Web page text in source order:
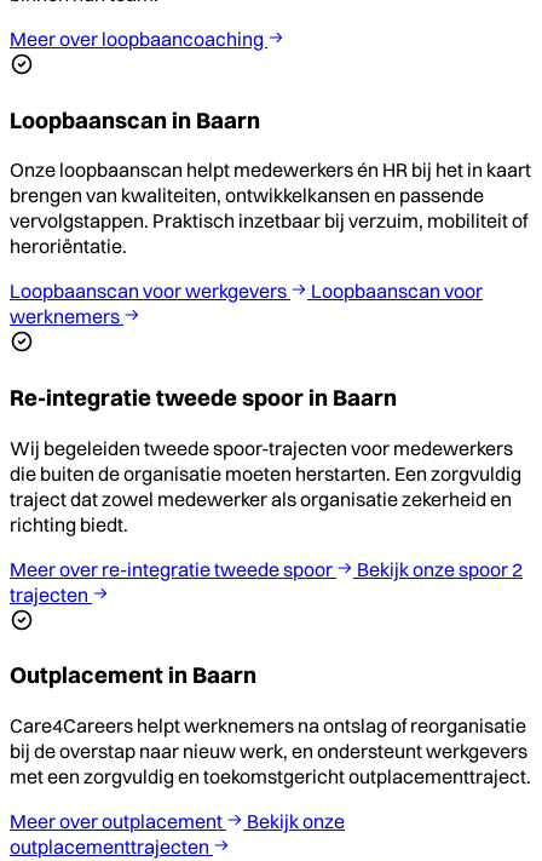
Meer over loopbaancoaching
Loopbaanscan in Baarn
Onze loopbaanscan helpt medewerkers én HR bij het in kaart
brengen van kwaliteiten, ontwikkelkansen en passende
vervolgstappen. Praktisch inzetbaar bij verzuim, mobiliteit of
heroriëntatie.
Loopbaanscan voor werkgevers
Loopbaanscan voor
werknemers
Re-integratie tweede spoor in Baarn
Wij begeleiden tweede spoor-trajecten voor medewerkers
die buiten de organisatie moeten herstarten. Een zorgvuldig
traject dat zowel medewerker als organisatie zekerheid en
richting biedt.
Meer over re-integratie tweede spoor
Bekijk onze spoor 2
trajecten
Outplacement in Baarn
Care4Careers helpt werknemers na ontslag of reorganisatie
bij de overstap naar nieuw werk, en ondersteunt werkgevers
met een zorgvuldig en toekomstgericht outplacementtraject.
Meer over outplacement
Bekijk onze
outplacementtrajecten